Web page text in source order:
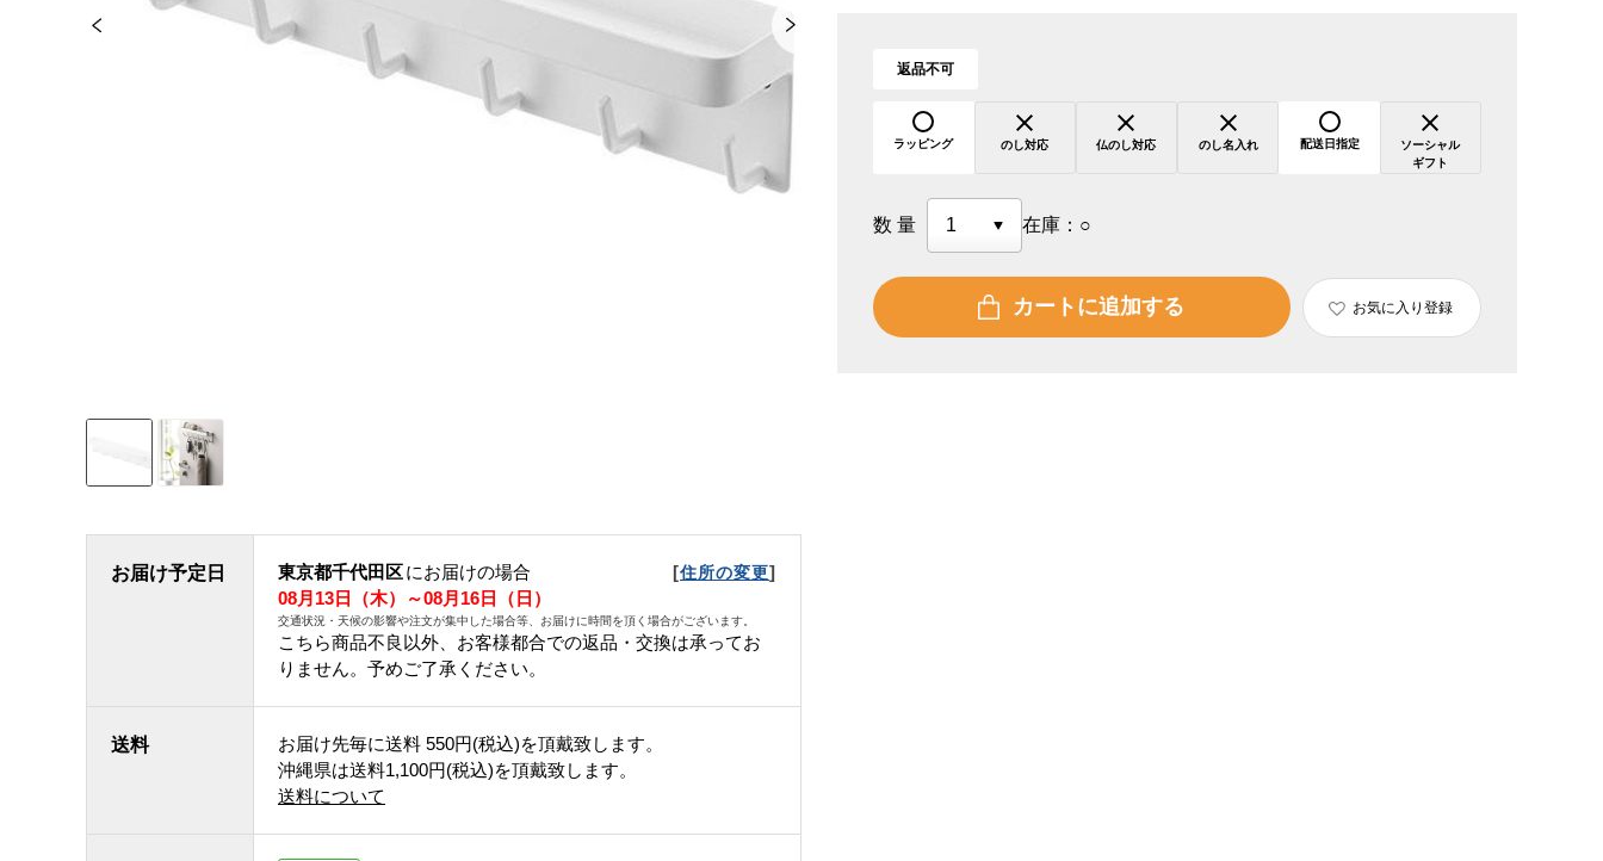
お届け予定日 東京都千代田区にお届けの場合 [住所の変更]
08月13日（木）～08月16日（日）
交通状況・天候の影響や注文が集中した場合等、お届けに時間を頂く場合がございます。
こちら商品不良以外、お客様都合での返品・交換は承ってお
りません。予めご了承ください。
送料 お届け先毎に送料 550円(税込)を頂戴致します。
沖縄県は送料1,100円(税込)を頂戴致します。
送料について
返品不可
ラッピング のし対応 仏のし対応 のし名入れ 配送日指定
ソーシャル
ギフト
数量 在庫： ○
カートに追加する お気に入り登録